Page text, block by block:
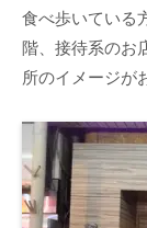
食べ歩いている
階、接待系のお
所のイメージが